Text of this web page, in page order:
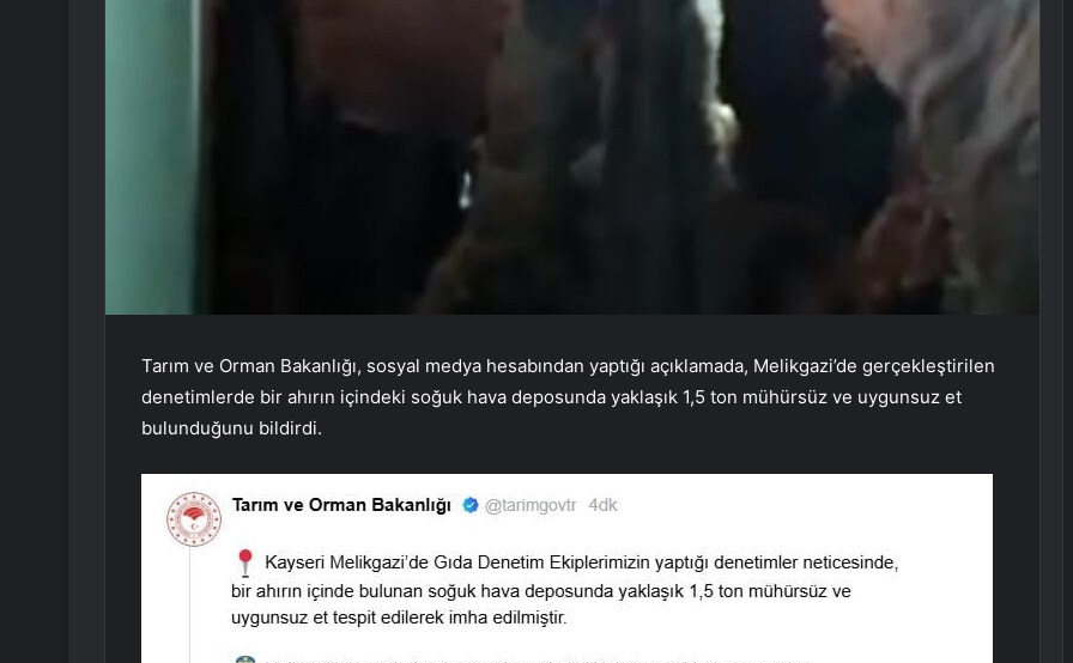
Tarım ve Orman Bakanlığı, sosyal medya hesabından yaptığı açıklamada, Melikgazi’de gerçekleştirilen
denetimlerde bir ahırın içindeki soğuk hava deposunda yaklaşık 1,5 ton mühürsüz ve uygunsuz et
bulunduğunu bildirdi.